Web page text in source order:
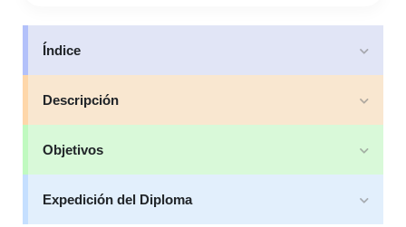
Índice
Descripción
Objetivos
Expedición del Diploma